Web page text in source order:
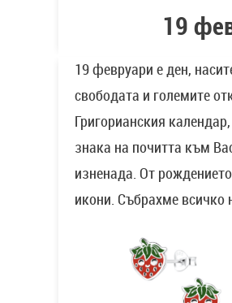
19
19 февруари е ден,
свободата и големите
Григорианския
знака на почитта към
изненада. От
икони. Събрахме